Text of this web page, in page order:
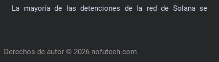
La mayoría de las detenciones de la red de Solana se
transacciones de las que puede soportar, lo que ocasiona
al intentar movilizar niveles considerables de actividad. A
Derechos de autor © 2026 nofutech.com